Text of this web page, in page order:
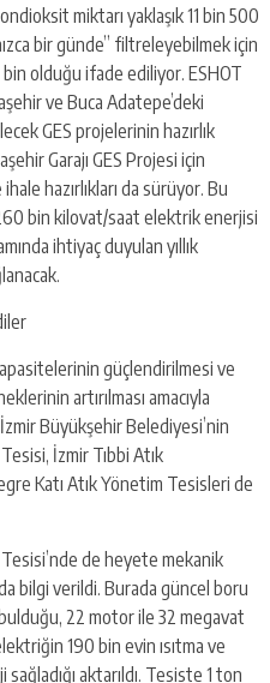
miktarı yaklaşık 11 bin 500
bir günde” filtreleyebilmek için
bin olduğu ifade ediliyor. ESHOT
ve Buca Adatepe’deki
GES projelerinin hazırlık
Garajı GES Projesi için
hazırlıkları da sürüyor. Bu
260 bin kilovat/saat elektrik enerjisi
ihtiyaç duyulan yıllık
güçlendirilmesi ve
artırılması amacıyla
Büyükşehir Belediyesi’nin
İzmir Tıbbi Atık
Katı Atık Yönetim Tesisleri de
de heyete mekanik
bilgi verildi. Burada güncel boru
22 motor ile 32 megavat
190 bin evin ısıtma ve
aktarıldı. Tesiste 1 ton